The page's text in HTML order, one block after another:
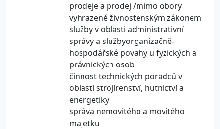
prodeje a prodej /mimo obory
vyhrazené živnostenským zákonem
služby v oblasti administrativní
správy a službyorganizačně-
hospodářské povahy u fyzických a
právnických osob
činnost technických poradců v
oblasti strojírenství, hutnictví a
energetiky
správa nemovitého a movitého
majetku